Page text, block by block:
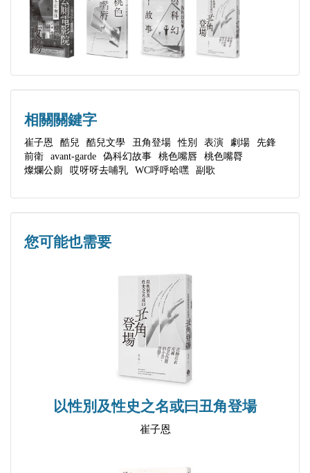
08:00 am 副歌
09:30 am 男妓萍生
咖啡座裡
11:00 am 公廁正方反方
12:00 pm 我如花似玉的兒子
04:15 pm WC呼呼哈嘿
06:00 pm 哎呀呀，去哺乳
Q&A 自編自導自映自論的傲嬌里程I
相關關鍵字
崔子恩 酷兒 酷兒文學 丑角登場 性別 表演 劇場
先鋒
前衛
avant-garde 偽科幻故事 桃色嘴唇
桃色嘴脣
燦爛公廁
哎呀呀去哺乳 WC呼呼哈嘿 副歌
您可能也需要
以性別及性史之名或曰丑角登場
崔子恩